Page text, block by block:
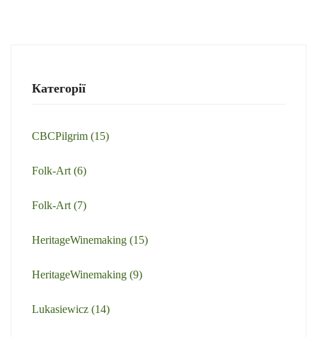
Категорії
CBCPilgrim (15)
Folk-Art (6)
Folk-Art (7)
HeritageWinemaking (15)
HeritageWinemaking (9)
Lukasiewicz (14)